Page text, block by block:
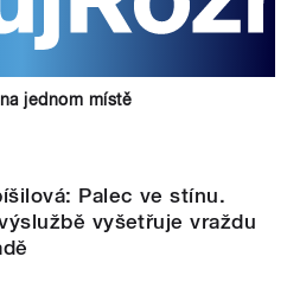
jednom místě
Palec ve stínu.
vyšetřuje vraždu